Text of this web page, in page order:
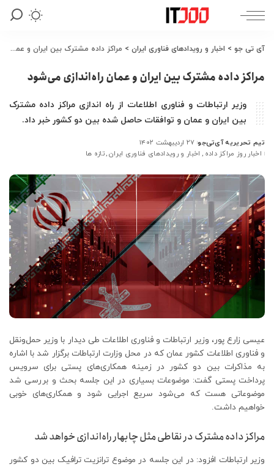
آی تی جو > اخبار و رویدادهای فناوری ایران > مراکز داده مشترک بین ایران و عمان راه‌اندازی می‌شود
مراکز داده مشترک بین ایران و عمان راه‌اندازی می‌شود
وزیر ارتباطات و فناوری اطلاعات از راه اندازی مراکز داده مشترک
بین ایران و عمان و توافقات حاصل شده بین دو کشور خبر داد.
ارسال
شده
تیم تحریریه آی‌تی‌جو ۲۷ اردیبهشت ۱۴۰۲
اخبار روز مراکز داده
اخبار و رویدادهای فناوری ایران تازه ها
عیسی زارع پور، وزیر ارتباطات و فناوری اطلاعات طی دیدار با وزیر حمل‌ونقل
و فناوری اطلاعات کشور عمان که در محل وزارت ارتباطات برگزار شد با اشاره
به مذاکرات بین دو کشور در زمینه همکاری‌های پستی برای سرویس
پرداخت پستی گفت: موضوعات بسیاری در این جلسه بحث و بررسی شد
موضوعاتی هست که می‌شود سریع اجرایی شود و همکاری‌های خوبی
خواهیم داشت.
مراکز داده مشترک در نقاطی مثل چابهار راه‌اندازی خواهد شد
وزیر ارتباطات افزود: در این جلسه در موضوع ترانزیت ترافیک بین دو کشور